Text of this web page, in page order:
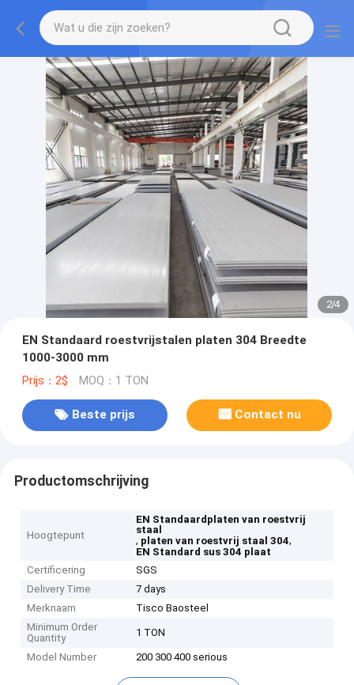
2/4
EN Standaard roestvrijstalen platen 304 Breedte
1000-3000 mm
Prijs：2$ MOQ：1 TON
Beste prijs Contact nu
Productomschrijving
Hoogtepunt
EN Standaardplaten van roestvrij
staal
, platen van roestvrij staal 304,
EN Standard sus 304 plaat
Certificering
SGS
Delivery Time
7 days
Merknaam
Tisco Baosteel
Minimum Order
Quantity
1 TON
Model Number 200 300 400 serious